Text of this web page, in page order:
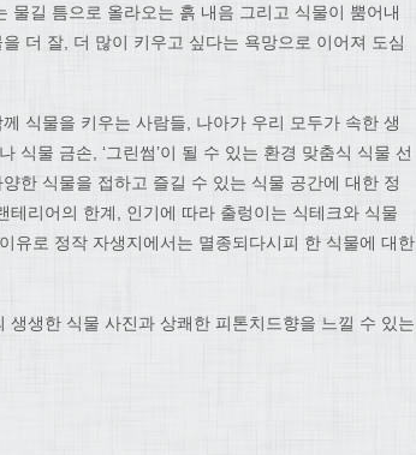
물길 틈으로 올라오는 흙 내음 그리고 식물이 뿜어내
더 잘, 더 많이 키우고 싶다는 욕망으로 이어져 도심
식물을 키우는 사람들, 나아가 우리 모두가 속한 생
식물 금손, ‘그린썸’이 될 수 있는 환경 맞춤식 식물 선
한 식물을 접하고 즐길 수 있는 식물 공간에 대한 정
리어의 한계, 인기에 따라 출렁이는 식테크와 식물
유로 정작 자생지에서는 멸종되다시피 한 식물에 대한
생한 식물 사진과 상쾌한 피톤치드향을 느낄 수 있는